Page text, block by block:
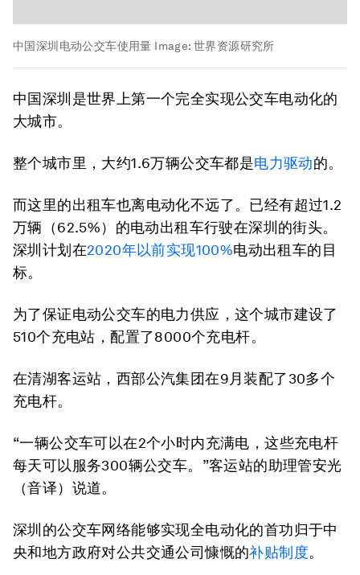
中国深圳电动公交车使用量 Image:世界资源研究所
中国深圳是世界上第一个完全实现公交车电动化的
大城市。
整个城市里，大约1.6万辆公交车都是电力驱动的。
而这里的出租车也离电动化不远了。已经有超过1.2
万辆（62.5%）的电动出租车行驶在深圳的街头。
深圳计划在2020年以前实现100%电动出租车的目
标。
为了保证电动公交车的电力供应，这个城市建设了
510个充电站，配置了8000个充电杆。
在清湖客运站，西部公汽集团在9月装配了30多个
充电杆。
“一辆公交车可以在2个小时内充满电，这些充电杆
每天可以服务300辆公交车。”客运站的助理管安光
（音译）说道。
深圳的公交车网络能够实现全电动化的首功归于中
央和地方政府对公共交通公司慷慨的补贴制度。